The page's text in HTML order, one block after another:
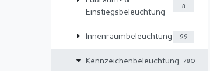
Einstiegsbeleuchtung
8
Innenraumbeleuchtung 99
Kennzeichenbeleuchtung 780